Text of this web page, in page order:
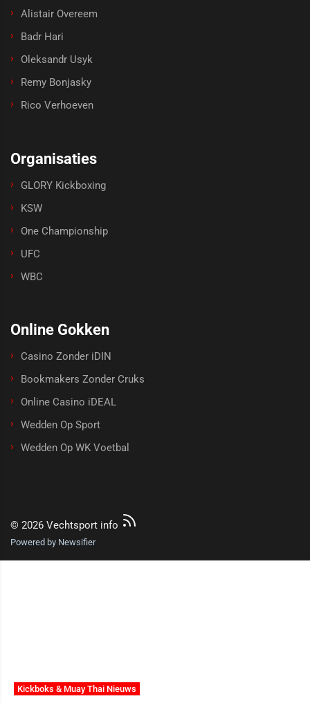
Kickboks & Muay Thai Nieuws
Alistair Overeem
Badr Hari
Oleksandr Usyk
Remy Bonjasky
Rico Verhoeven
Organisaties
GLORY Kickboxing
KSW
One Championship
UFC
WBC
Online Gokken
Casino Zonder iDIN
Bookmakers Zonder Cruks
Online Casino iDEAL
Wedden Op Sport
Wedden Op WK Voetbal
© 2026 Vechtsport info
Powered by Newsifier